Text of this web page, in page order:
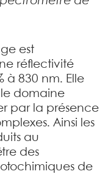
est
réflectivité
à 830 nm. Elle
domaine
par la présence
Ainsi les
au
des
de